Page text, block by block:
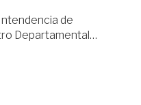
de
Departamental…